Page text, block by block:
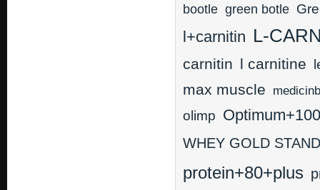
bootle green botle
l+carnitin L-
carnitin l carnitine
max muscle
olimp
WHEY GOLD
protein+80+plus